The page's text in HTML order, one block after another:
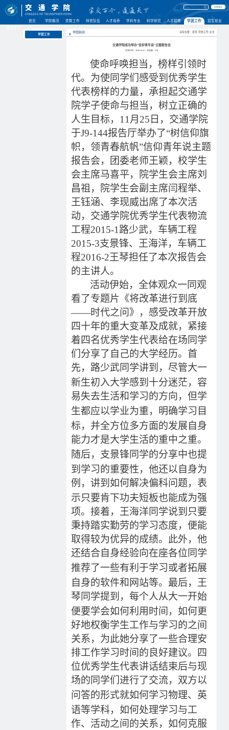
学校首页
首页 学院概况 党群工作 师资队伍 人才培养 学科专业 科学研究 人才招聘 学团工作 招生就业
学团工作
学团新闻 当前位置：首页-学团工作-正文
交通学院成功举办“信仰青年说”主题报告会
发布时间：2018-12-12 浏览量： 476
使命呼唤担当，榜样引领时
代。为使同学们感受到优秀学生
代表榜样的力量，承担起交通学
院学子使命与担当，树立正确的
人生目标， 11 月 25 日，交通学院
于J9-144报告厅举办了“树信仰旗
帜，领青春航帆”信仰青年说主题
报告会，团委老师王颖，校学生
会主席马喜平，院学生会主席刘
昌祖，院学生会副主席闫程举、
王钰涵、李现威出席了本次活
动，交通学院优秀学生代表物流
工程2015-1 路少武， 车辆工程
2015-3支景锋、王海洋， 车辆工
程2016-2王琴担任了本次报告会
的主讲人。
活动伊始，全体观众一同观
看了专题片《将改革进行到底
——时代之问》， 感受改革开放
四十年的重大变革及成就， 紧接
着四名优秀学生代表给在场同学
们分享了自己的大学经历。首
先，路少武同学讲到，尽管大一
新生初入大学感到十分迷茫，容
易失去生活和学习的方向，但学
生都应以学业为重，明确学习目
标，并全方位多方面的发展自身
能力才是大学生活的重中之重。
随后，支景锋同学的分享中也提
到学习的重要性，他还以自身为
例 ，讲到如何解决偏科问题，表
示只要肯下功夫短板也能成为强
项。接着，王海洋同学说到只要
秉持踏实勤劳的学习态度，便能
取得较为优异的成绩。此外，他
还结合自身经验向在座各位同学
推荐了一些有利于学习或者拓展
自身的软件和网站等。最后，王
琴同学提到 ，每个人从大一开始
便要学会如何利用时间，如何更
好地权衡学生工作与学习的之间
关系，为此她分享了一些合理安
排工作学习时间的良好建议。四
位优秀学生代表讲话结束后与现
场的同学们进行了交流， 双方以
问答的形式就如何学习物理、英
语等学科，如何处理学习与工
作、 活动之间的关系，如何克服